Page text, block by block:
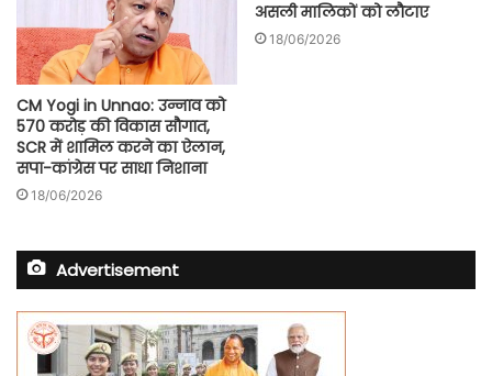
CM Yogi in Unnao: उन्नाव को
570 करोड़ की विकास सौगात,
SCR में शामिल करने का ऐलान,
सपा-कांग्रेस पर साधा निशाना
18/06/2026
असली मालिकों को लौटाए
18/06/2026
Advertisement